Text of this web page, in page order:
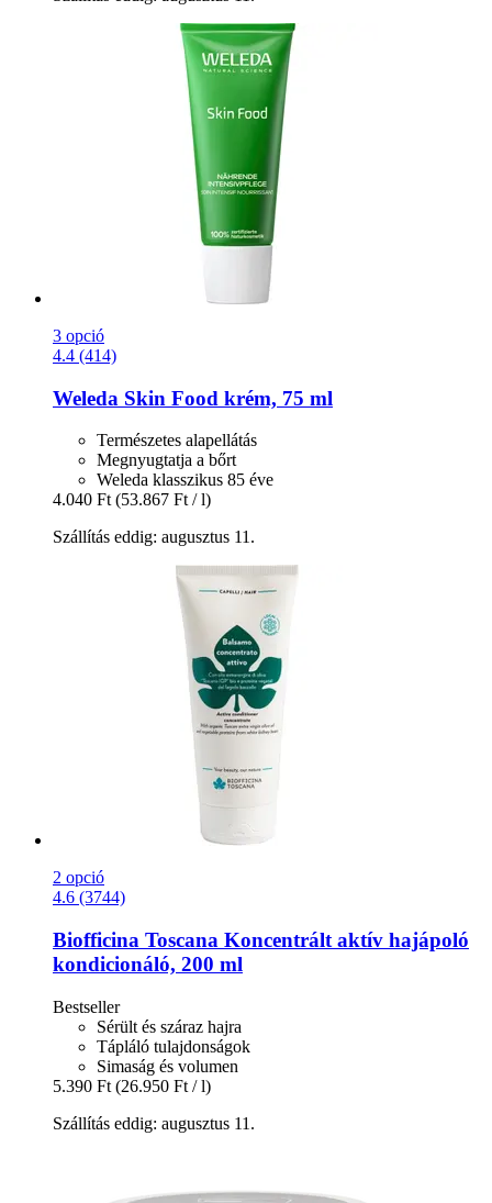
3 opció
4.4 (414)
Weleda Skin Food krém, 75 ml
Természetes alapellátás
Megnyugtatja a bőrt
Weleda klasszikus 85 éve
4.040 Ft (53.867 Ft / l)
Szállítás eddig: augusztus 11.
2 opció
4.6 (3744)
Biofficina Toscana Koncentrált aktív hajápoló
kondicionáló, 200 ml
Bestseller
Sérült és száraz hajra
Tápláló tulajdonságok
Simaság és volumen
5.390 Ft (26.950 Ft / l)
Szállítás eddig: augusztus 11.